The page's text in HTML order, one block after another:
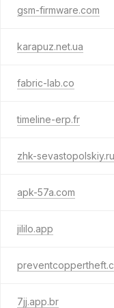
gsm-firmware.com
karapuz.net.ua
fabric-lab.co
timeline-erp.fr
zhk-sevastopolskiy.ru
apk-57a.com
jililo.app
7jj.app.br